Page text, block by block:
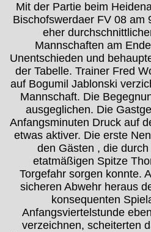
Mit der Partie beim
Bischofswerdaer FV 08 am
eher
Mannschaften am
Unentschieden und
der Tabelle. Trainer Fred
auf Bogumil Jablonski
Mannschaft. Die
ausgeglichen. Die
Anfangsminuten Druck auf
etwas aktiver. Die erste
den Gästen , die
etatmäßigen Spitze
Torgefahr sorgen konnte.
sicheren Abwehr heraus
konsequenten
Anfangsviertelstunde
verzeichnen, scheiterten